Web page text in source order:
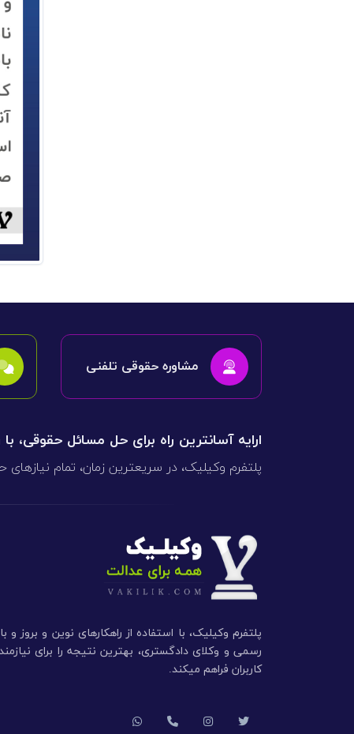
مشاوره حقوقی تلفنی
ارایه آسانترین راه برای حل مسائل حقوقی،
پلتفرم وکیلیک، در سریعترین زمان، تمام
پلتفرم وکیلیک، با استفاده از راهکارهای نوین و بروز و
رسمی و وکلای دادگستری، بهترین نتیجه را برای
کاربران فراهم میکند.